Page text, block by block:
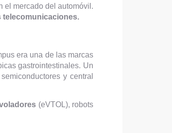
el mercado del automóvil.
telecomunicaciones.
era una de las marcas
gastrointestinales. Un
y central
(eVTOL), robots